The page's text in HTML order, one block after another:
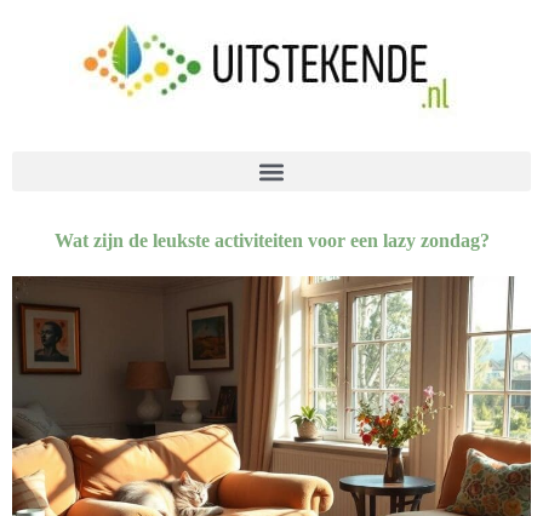
Wat zijn de leukste activiteiten voor een lazy zondag?